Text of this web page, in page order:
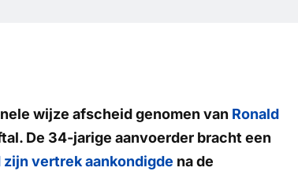
wijze afscheid genomen van Ronald
De 34-jarige aanvoerder bracht een
vertrek aankondigde na de